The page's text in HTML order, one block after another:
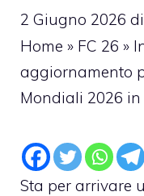
2 Giugno 2026 di
Home » FC 26 »
aggiornamento
Mondiali 2026
Sta per arrivare